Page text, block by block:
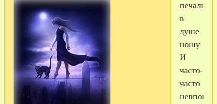
печаль
в
душе
ношу
И
часто-
часто
невпопад